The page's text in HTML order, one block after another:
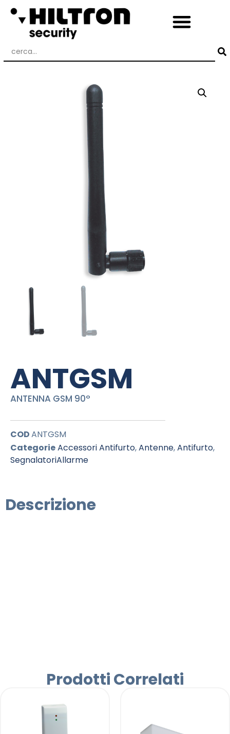
ANTGSM
ANTENNA GSM 90°
CODANTGSM
CategorieAccessori Antifurto,Antenne,Antifurto,
SegnalatoriAllarme
Descrizione
Prodotti Correlati